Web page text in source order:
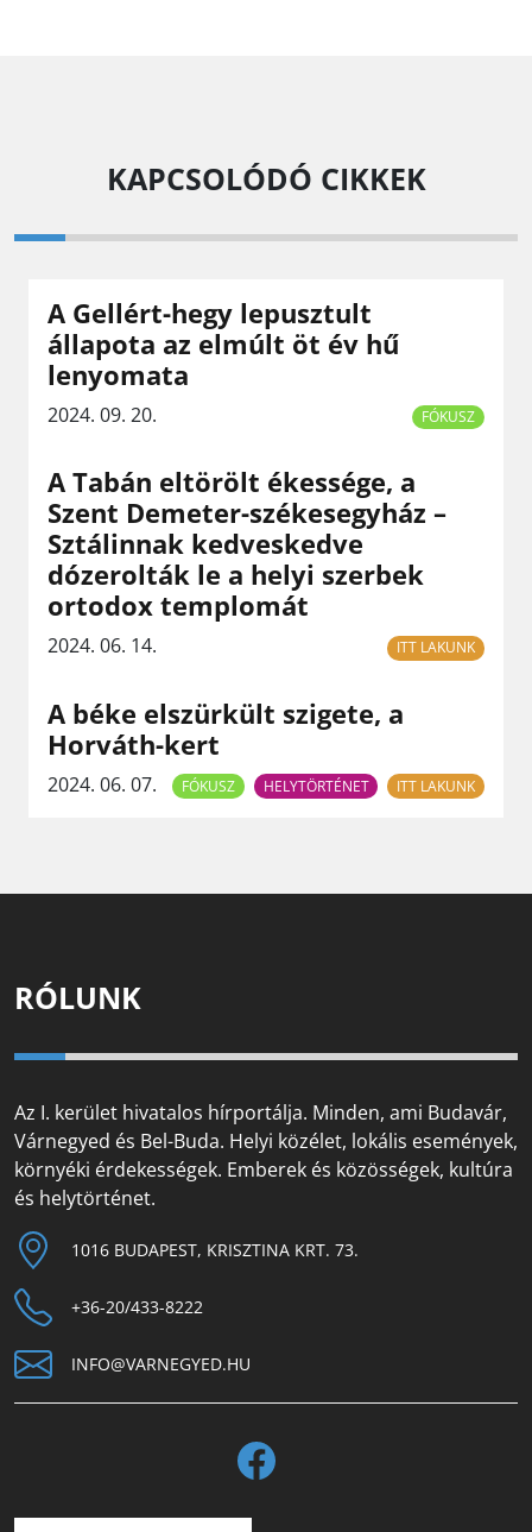
KAPCSOLÓDÓ CIKKEK
A Gellért-hegy lepusztult
állapota az elmúlt öt év hű
lenyomata
2024. 09. 20. FÓKUSZ
A Tabán eltörölt ékessége, a
Szent Demeter-székesegyház –
Sztálinnak kedveskedve
dózerolták le a helyi szerbek
ortodox templomát
2024. 06. 14. ITT LAKUNK
A béke elszürkült szigete, a
Horváth-kert
2024. 06. 07. FÓKUSZ HELYTÖRTÉNET ITT LAKUNK
RÓLUNK
Az I. kerület hivatalos hírportálja. Minden, ami Budavár,
Várnegyed és Bel-Buda. Helyi közélet, lokális események,
környéki érdekességek. Emberek és közösségek, kultúra
és helytörténet.
1016 BUDAPEST, KRISZTINA KRT. 73.
+36-20/433-8222
INFO@VARNEGYED.HU